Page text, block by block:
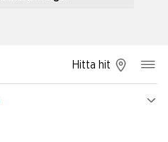
Hitta hit